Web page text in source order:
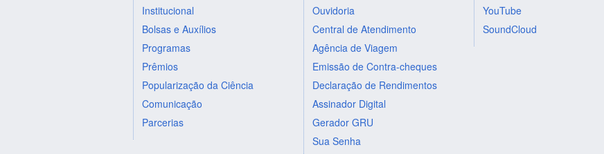
Institucional
Bolsas e Auxílios
Programas
Prêmios
Popularização da Ciência
Comunicação
Parcerias
Ouvidoria
Central de Atendimento
Agência de Viagem
Emissão de Contra-cheques
Declaração de Rendimentos
Assinador Digital
Gerador GRU
Sua Senha
YouTube
SoundCloud